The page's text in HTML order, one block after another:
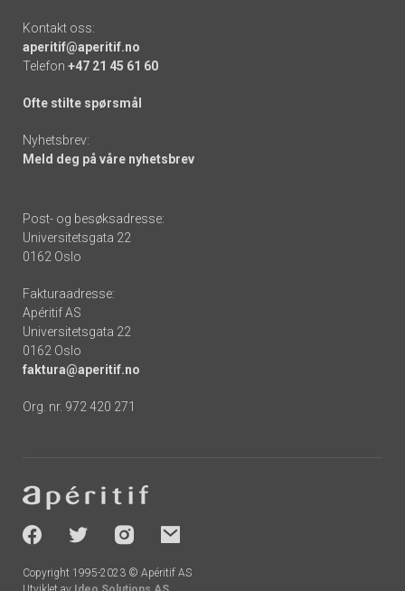
Kontakt oss:
aperitif@aperitif.no
Telefon +47 21 45 61 60
Ofte stilte spørsmål
Nyhetsbrev:
Meld deg på våre nyhetsbrev
Post- og besøksadresse:
Universitetsgata 22
0162 Oslo
Fakturaadresse:
Apéritif AS
Universitetsgata 22
0162 Oslo
faktura@aperitif.no
Org. nr. 972 420 271
-
socials
Copyright 1995-2023 © Apéritif AS